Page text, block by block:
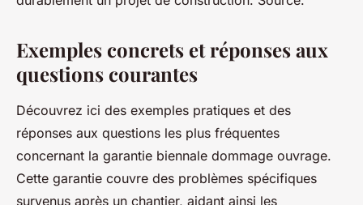
Exemples concrets et réponses aux
questions courantes
Découvrez ici des exemples pratiques et des
réponses aux questions les plus fréquentes
concernant la garantie biennale dommage ouvrage.
Cette garantie couvre des problèmes spécifiques
survenus après un chantier, aidant ainsi les